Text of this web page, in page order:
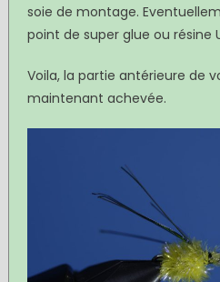
soie de montage.
point de super glue ou résine
Voila, la partie antérieure de
maintenant achevée.